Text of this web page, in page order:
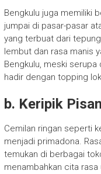
Bengkulu juga memiliki
jumpai di pasar-pasar
yang terbuat dari
lembut dan rasa manis
Bengkulu, meski
hadir dengan topping
b. Keripik
Cemilan ringan seperti
menjadi primadona.
temukan di berbagai
menambahkan cita